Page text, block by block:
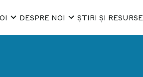
DESPRE NOI ȘTIRI ȘI RESURSE